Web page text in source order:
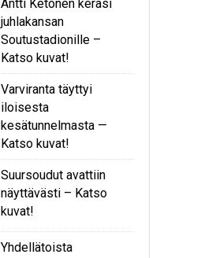
Antti Ketonen keräsi
juhlakansan
Soutustadionille –
Katso kuvat!
Varviranta täyttyi
iloisesta
kesätunnelmasta —
Katso kuvat!
Suursoudut avattiin
näyttävästi – Katso
kuvat!
Yhdellätoista